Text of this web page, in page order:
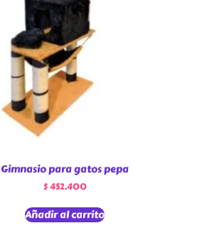
Gimnasio para gatos pepa
$452.400
Añadir al carrito